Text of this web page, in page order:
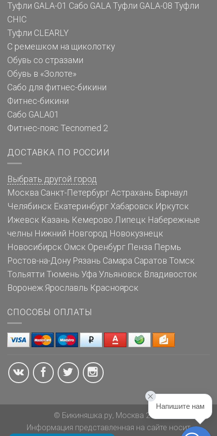
Туфли GALA-01 Сабо GALA Туфли GALA-08 Туфли
CHIC
Туфли CLEARLY
С ремешком на щиколотку
Обувь со стразами
Обувь в «Золоте»
Сабо для фитнес-бикини
Фитнес-бикини
Сабо GALA01
Фитнес-пояс Tecnomed 2
ДОСТАВКА ПО РОССИИ
Выбрать другой город
Москва Санкт-Петербург Астрахань Барнаул
Челябинск Екатеринбург Хабаровск Иркутск
Ижевск Казань Кемерово Липецк Набережные
челны Нижний Новгород Новокузнецк
Новосибирск Омск Оренбург Пенза Пермь
Ростов-на-Дону Рязань Самара Саратов Томск
Тольятти Тюмень Уфа Ульяновск Владивосток
Воронеж Ярославль Красноярск
СПОСОБЫ ОПЛАТЫ
© Бикиняшка.ру, Москва 2026
Информация представленная на сайте носит
Напишите нам